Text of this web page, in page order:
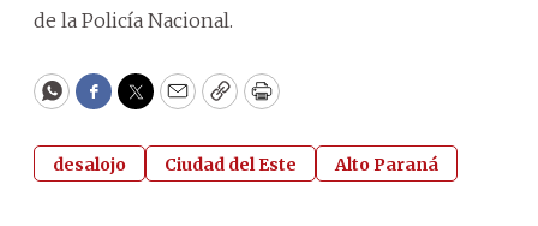
de la Policía Nacional.
WhatsApp
Facebook
Twitter
EmailCopyPrint
desalojo Ciudad del Este Alto Paraná